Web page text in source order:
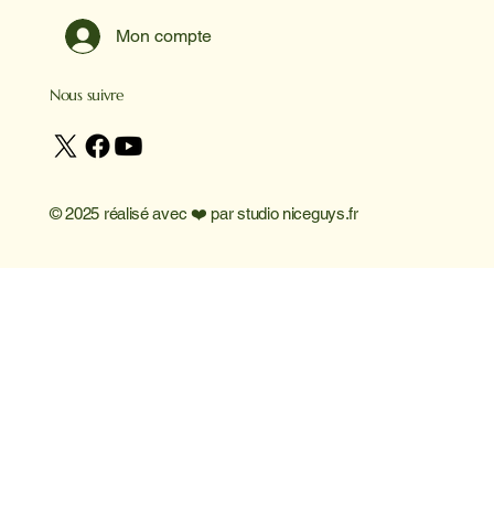
Mon compte
Nous suivre
© 2025 réalisé avec ❤️ parstudio niceguys.fr